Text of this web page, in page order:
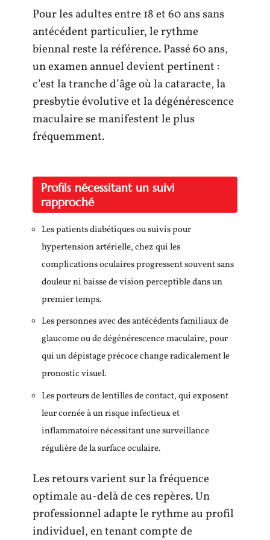
Pour les adultes entre 18 et 60 ans sans
antécédent particulier, le rythme
biennal reste la référence. Passé 60 ans,
un examen annuel devient pertinent :
c’est la tranche d’âge où la cataracte, la
presbytie évolutive et la dégénérescence
maculaire se manifestent le plus
fréquemment.
Profils nécessitant un suivi
rapproché
Les patients diabétiques ou suivis pour
hypertension artérielle, chez qui les
complications oculaires progressent souvent sans
douleur ni baisse de vision perceptible dans un
premier temps.
Les personnes avec des antécédents familiaux de
glaucome ou de dégénérescence maculaire, pour
qui un dépistage précoce change radicalement le
pronostic visuel.
Les porteurs de lentilles de contact, qui exposent
leur cornée à un risque infectieux et
inflammatoire nécessitant une surveillance
régulière de la surface oculaire.
Les retours varient sur la fréquence
optimale au-delà de ces repères. Un
professionnel adapte le rythme au profil
individuel, en tenant compte de